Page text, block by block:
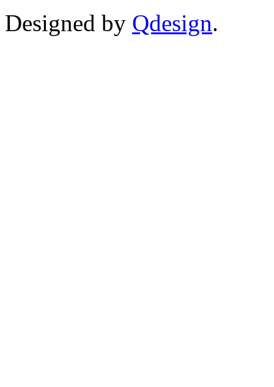
Designed by Qdesign.